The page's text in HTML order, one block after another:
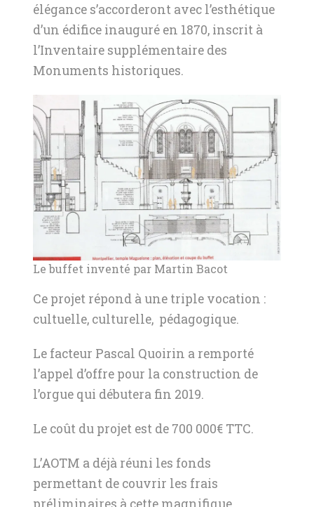
élégance s’accorderont avec l’esthétique
d’un édifice inauguré en 1870, inscrit à
l’Inventaire supplémentaire des
Monuments historiques.
Le buffet inventé par Martin Bacot
Ce projet répond à une triple vocation :
cultuelle, culturelle, pédagogique.
Le facteur Pascal Quoirin a remporté
l’appel d’offre pour la construction de
l’orgue qui débutera fin 2019.
Le coût du projet est de 700 000€ TTC.
L’AOTM a déjà réuni les fonds
permettant de couvrir les frais